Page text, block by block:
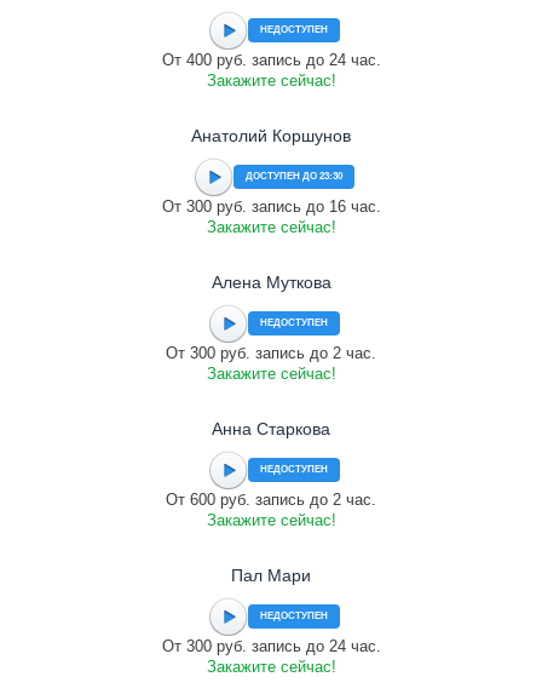
НЕДОСТУПЕН
От 400 руб. запись до 24 час.
Закажите сейчас!
Анатолий Коршунов
ДОСТУПЕН ДО 23:30
От 300 руб. запись до 16 час.
Закажите сейчас!
Алена Муткова
НЕДОСТУПЕН
От 300 руб. запись до 2 час.
Закажите сейчас!
Анна Старкова
НЕДОСТУПЕН
От 600 руб. запись до 2 час.
Закажите сейчас!
Пал Мари
НЕДОСТУПЕН
От 300 руб. запись до 24 час.
Закажите сейчас!